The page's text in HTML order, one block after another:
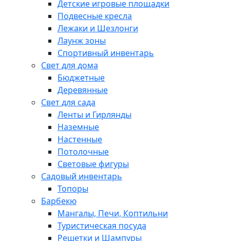
Детские игровые площадки
Подвесные кресла
Лежаки и Шезлонги
Лаунж зоны
Спортивный инвентарь
Свет для дома
Бюджетные
Деревянные
Свет для сада
Ленты и Гирлянды
Наземные
Настенные
Потолочные
Световые фигуры
Садовый инвентарь
Топоры
Барбекю
Мангалы, Печи, Коптильни
Туристическая посуда
Решетки и Шампуры